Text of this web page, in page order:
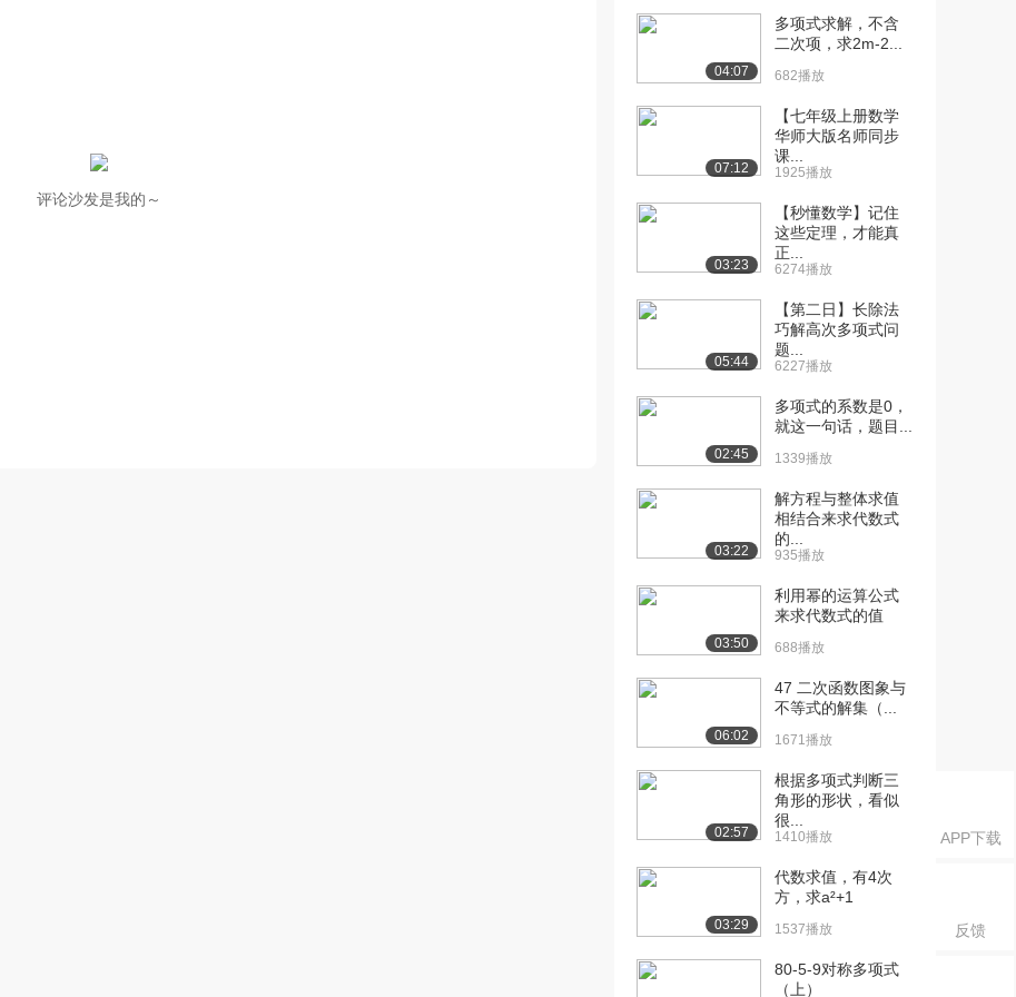
APP下载
反馈
评论沙发是我的～
[12] 有理表达式的减法 05:42
[13] 多项式减法
9152播放
04:44
[15] 多变量多项式减法 02:17
[16] 多项式加减法1
2.0万播放
01:51
[18] 多项式加减法3 02:34
[19] 多项式加减法
1.1万播放
8133播放
[20] 单项式乘法 01:12
1.6万播放
[22] 单项式除法
9229播放
[23] 单项式乘除1 01:59
7401播放
[25] 单项式乘除3
04:07
多项式求解，不含
二次项，求2m-2...
682播放
07:12
【七年级上册数学
华师大版名师同步
课...
1925播放
03:23
【秒懂数学】记住
这些定理，才能真
正...
6274播放
05:44
【第二日】长除法
巧解高次多项式问
题...
6227播放
02:45
多项式的系数是0，
就这一句话，题目...
1339播放
03:22
解方程与整体求值
相结合来求代数式
的...
935播放
03:50
利用幂的运算公式
来求代数式的值
688播放
06:02
47 二次函数图象与
不等式的解集（...
1671播放
02:57
根据多项式判断三
角形的形状，看似
很...
1410播放
03:29
代数求值，有4次
方，求a²+1
1537播放
80-5-9对称多项式
（上）